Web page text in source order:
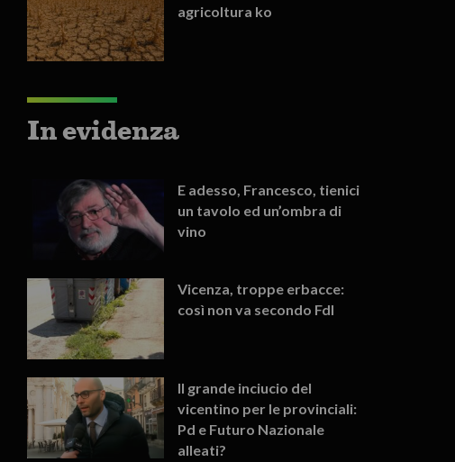
agricoltura ko
In evidenza
E adesso, Francesco, tienici
un tavolo ed un’ombra di
vino
Vicenza, troppe erbacce:
così non va secondo FdI
Il grande inciucio del
vicentino per le provinciali:
Pd e Futuro Nazionale
alleati?